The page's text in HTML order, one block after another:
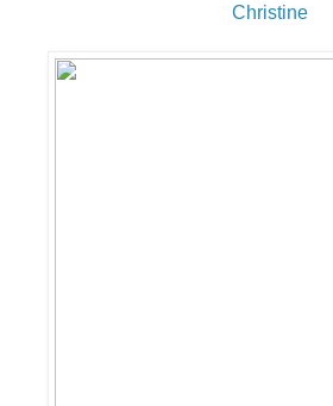
Christine